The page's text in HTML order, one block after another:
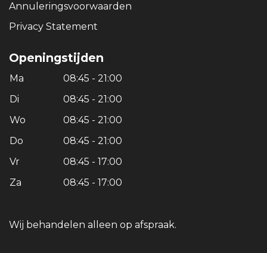
Annuleringsvoorwaarden
Privacy Statement
Openingstijden
Ma
08:45 - 21:00
Di
08:45 - 21:00
Wo
08:45 - 21:00
Do
08:45 - 21:00
Vr
08:45 - 17:00
Za
08:45 - 17:00
Wij behandelen alleen op afspraak.